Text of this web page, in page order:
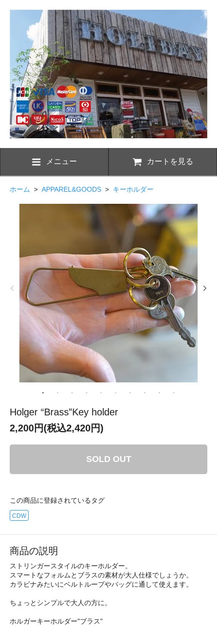
メニュー カートを見る
ホーム > APPAREL&GOODS > キーホルダー
Holger “Brass”Key holder
2,200円(税込2,420円)
SOLD OUT
この商品に登録されているタグ
CDW
商品の説明
ストリンガースタイルのキーホルダー。
スマートなフォルムとブラスの素材が大人仕様でしょうか。
カラビナみたいにベルトループやバッグに通して使えます。
ちょっとシンプルで大人の方に。
ホルガーキーホルダー"ブラス"